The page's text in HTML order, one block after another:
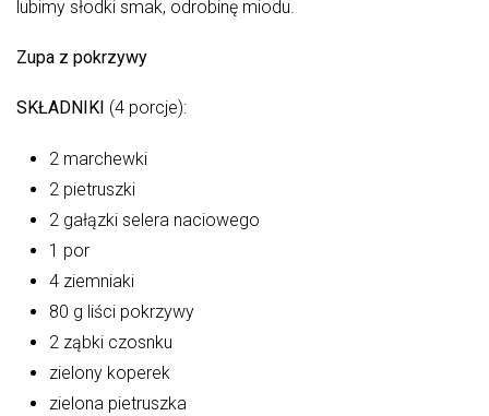
lubimy słodki smak, odrobinę miodu.
Zupa z pokrzywy
SKŁADNIKI (4 porcje):
2 marchewki
2 pietruszki
2 gałązki selera naciowego
1 por
4 ziemniaki
80 g liści pokrzywy
2 ząbki czosnku
zielony koperek
zielona pietruszka